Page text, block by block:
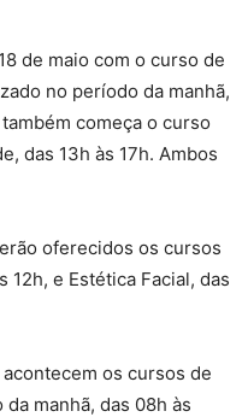
de maio com o curso de
no período da manhã,
começa o curso
das 13h às 17h. Ambos
oferecidos os cursos
12h, e Estética Facial, das
os cursos de
manhã, das 08h às